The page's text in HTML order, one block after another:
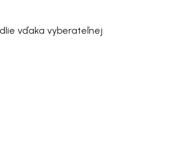
vďaka vyberateľnej